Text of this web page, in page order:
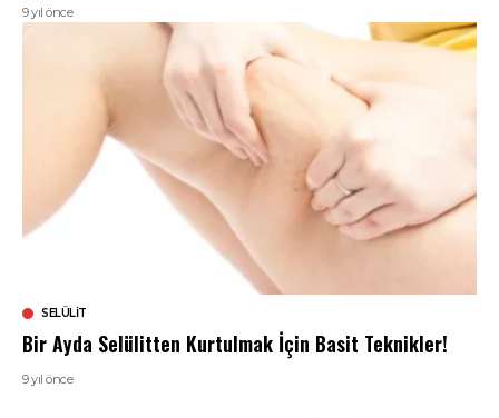
9 yıl önce
SELÜLIT
Bir Ayda Selülitten Kurtulmak İçin Basit Teknikler!
9 yıl önce